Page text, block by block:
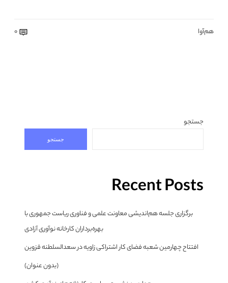
هم‌آوا 0
جستجو
جستجو
Recent Posts
برگزاری جلسه هم‌اندیشی معاونت علمی و فناوری ریاست جمهوری با
بهره‌برداران کارخانه نوآوری آزادی
افتتاح چهارمین شعبه فضای کار اشتراکی زاویه در سعدالسلطنه قزوین
(بدون عنوان)